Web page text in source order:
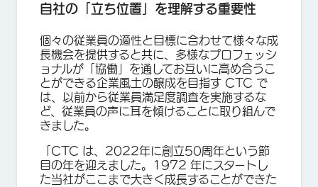
自社の「立ち位置」を理解する重要性
個々の従業員の適性と目標に合わせて様々な成
長機会を提供すると共に、多様なプロフェッシ
ョナルが「協働」を通してお互いに高め合うこ
とができる企業風土の醸成を目指す CTC で
は、以前から従業員満足度調査を実施するな
ど、従業員の声に耳を傾けることに取り組んで
きました。
「CTC は、2022年に創立50周年という節
目の年を迎えました。1972 年にスタートし
た当社がここまで大きく成長することができた